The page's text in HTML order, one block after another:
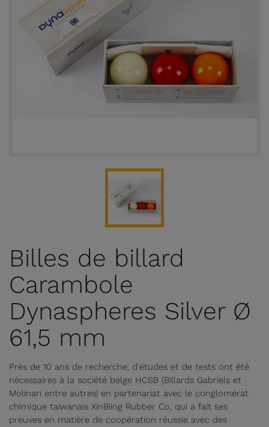
Billes de billard
Carambole
Dynaspheres Silver Ø
61,5 mm
Près de 10 ans de recherche, d'études et de tests ont été
nécessaires à la société belge HCSB (Billards Gabriels et
Molinari entre autres) en partenariat avec le conglomérat
chimique taiwanais XinBiing Rubber Co, qui a fait ses
preuves en matière de coopération réussie avec des